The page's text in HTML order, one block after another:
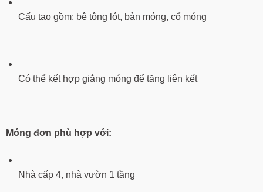
Cấu tạo gồm: bê tông lót, bản móng, cổ móng
Có thể kết hợp giằng móng để tăng liên kết
Móng đơn phù hợp với:
Nhà cấp 4, nhà vườn 1 tầng